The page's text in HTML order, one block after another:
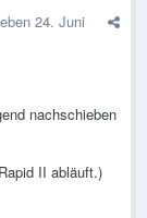
24. Juni
nachschieben
II abläuft.)